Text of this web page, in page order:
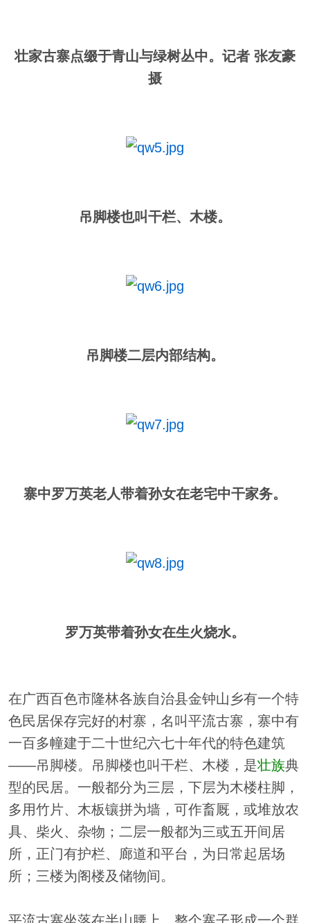
壮家古寨点缀于青山与绿树丛中。记者 张友豪
摄
吊脚楼也叫干栏、木楼。
吊脚楼二层内部结构。
寨中罗万英老人带着孙女在老宅中干家务。
罗万英带着孙女在生火烧水。
在广西百色市隆林各族自治县金钟山乡有一个特
色民居保存完好的村寨，名叫平流古寨，寨中有
一百多幢建于二十世纪六七十年代的特色建筑
——吊脚楼。吊脚楼也叫干栏、木楼，是壮族典
型的民居。一般都分为三层，下层为木楼柱脚，
多用竹片、木板镶拼为墙，可作畜厩，或堆放农
具、柴火、杂物；二层一般都为三或五开间居
所，正门有护栏、廊道和平台，为日常起居场
所；三楼为阁楼及储物间。